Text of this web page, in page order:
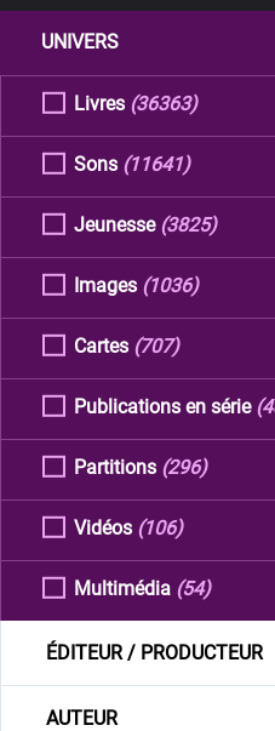
UNIVERS
Livres (36363)
Sons (11641)
Jeunesse (3825)
Images (1036)
Cartes (707)
Publications en série
Partitions (296)
Vidéos (106)
Multimédia (54)
ÉDITEUR / PRODUCTEUR
AUTEUR